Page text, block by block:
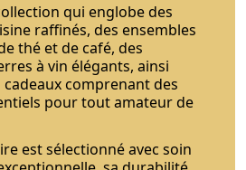
qui englobe des
raffinés, des ensembles
thé et de café, des
à vin élégants, ainsi
comprenant des
pour tout amateur de
est sélectionné avec soin